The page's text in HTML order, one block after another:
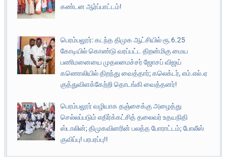
கண்டன ஆர்ப்பாட்டம்!
பெரம்பலூர்: கடந்த திமுக ஆட்சியில் ரூ.6.25
கோடியில் கொண்டு வரப்பட்ட திறன்மிகு மைய
பணிமனையை முதலமைச்சர் ஜோசப் விஜய்
கணொலியில் திறந்து வைத்தார்; கலெக்டர், எம்.எல்.ஏ
குத்துவிளக்கேற்றி தொடங்கி வைத்தனர்!
பெரம்பலூர் வழியாக தஞ்சைக்கு அழைத்து
செல்லப்படும் எதிர்க்கட்சித் தலைவர் உதயநிதி
ஸ்டாலின்; திமுகவினரின் பலத்த போராட்டம்; போலீஸ்
குவிப்பு! பரபரப்பு!!